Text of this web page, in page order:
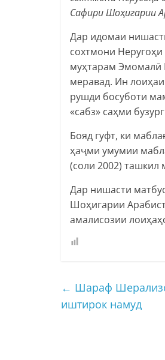
Сафири Шоҳигарии
Дар идомаи
сохтмони
муҳтарам Эмомалӣ
меравад. Ин
рушди босуботи
«сабз» саҳми
Бояд гуфт, ки
ҳаҷми умумии
(соли 2002) ташкил
Дар нишасти
Шоҳигарии
амалисозии
← Шараф
иштирок намуд